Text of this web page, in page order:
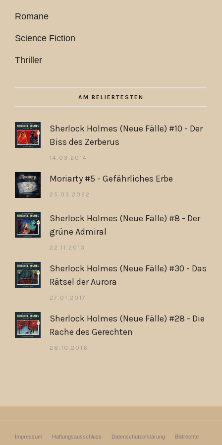
Romane
Science Fiction
Thriller
AM BELIEBTESTEN
Sherlock Holmes (Neue Fälle) #10 - Der
Biss des Zerberus
14.03.2014
Moriarty #5 - Gefährliches Erbe
25.03.2022
Sherlock Holmes (Neue Fälle) #8 - Der
grüne Admiral
22.11.2013
Sherlock Holmes (Neue Fälle) #30 - Das
Rätsel der Aurora
27.01.2017
Sherlock Holmes (Neue Fälle) #28 - Die
Rache des Gerechten
28.10.2016
Impressum Haftungsausschluss Datenschutzerklärung
Bildrechte